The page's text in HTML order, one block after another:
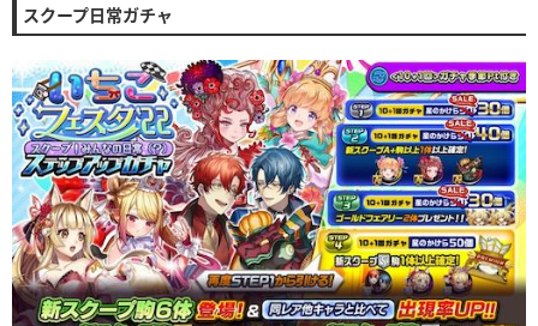
スクープ日常ガチャ